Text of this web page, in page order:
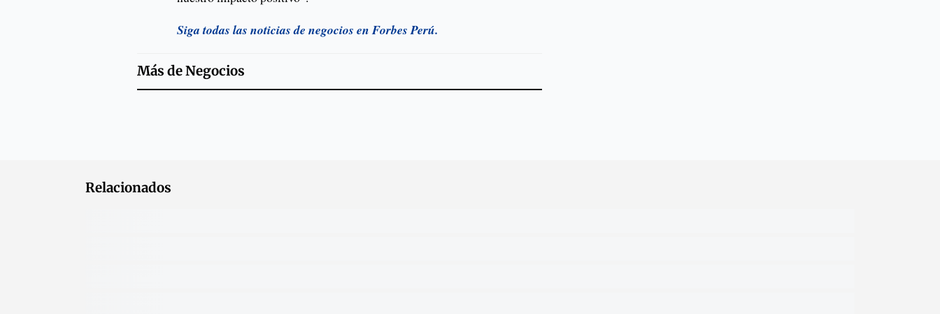
Siga todas las noticias de negocios en Forbes Perú.
Más deNegocios
Relacionados